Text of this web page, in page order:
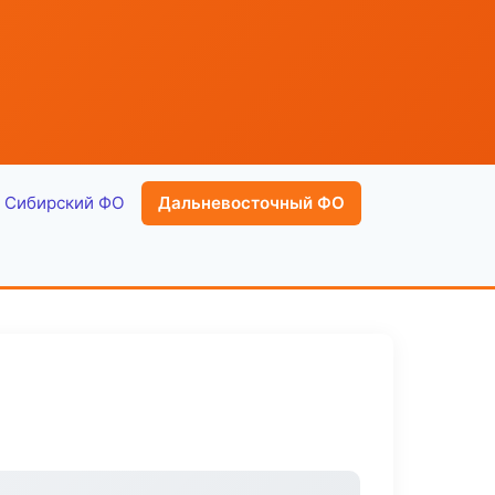
Сибирский ФО Дальневосточный ФО